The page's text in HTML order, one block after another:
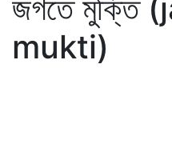
জগতে মুক্তি
mukti)